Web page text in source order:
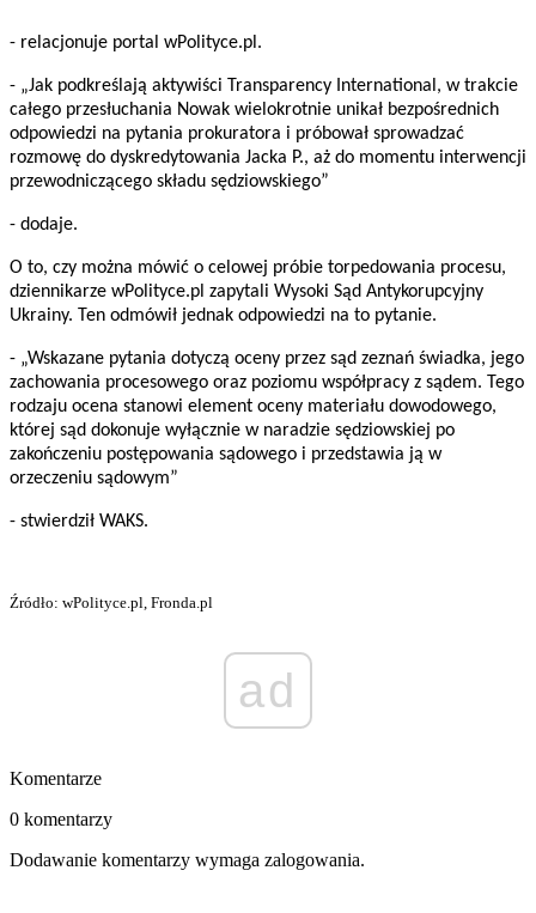
- relacjonuje portal wPolityce.pl.
- „Jak podkreślają aktywiści Transparency International, w trakcie
całego przesłuchania Nowak wielokrotnie unikał bezpośrednich
odpowiedzi na pytania prokuratora i próbował sprowadzać
rozmowę do dyskredytowania Jacka P., aż do momentu interwencji
przewodniczącego składu sędziowskiego”
- dodaje.
O to, czy można mówić o celowej próbie torpedowania procesu,
dziennikarze wPolityce.pl zapytali Wysoki Sąd Antykorupcyjny
Ukrainy. Ten odmówił jednak odpowiedzi na to pytanie.
- „Wskazane pytania dotyczą oceny przez sąd zeznań świadka, jego
zachowania procesowego oraz poziomu współpracy z sądem. Tego
rodzaju ocena stanowi element oceny materiału dowodowego,
której sąd dokonuje wyłącznie w naradzie sędziowskiej po
zakończeniu postępowania sądowego i przedstawia ją w
orzeczeniu sądowym”
- stwierdził WAKS.
Źródło: wPolityce.pl, Fronda.pl
ad
Komentarze
0 komentarzy
Dodawanie komentarzy wymaga zalogowania.